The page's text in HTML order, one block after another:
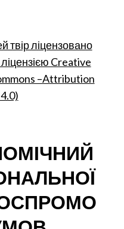
твір ліцензовано
Creative
–Attribution